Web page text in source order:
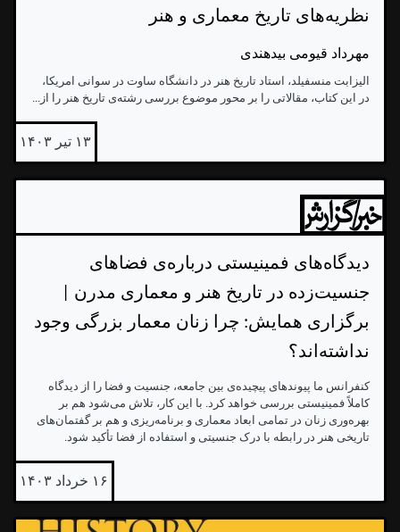
نظریه‌های تاریخ معماری و هنر
مهرداد قیومی بیدهندی
الیزابت منسفیلد، استاد تاریخ هنر در دانشگاه ساوت در سوانی امریکا،
در این کتاب، مقالاتی را بر محور موضوع بررسی رشته‌ی تاریخ هنر را از...
۱۳ تیر ۱۴۰۳
دیدگاه‌های فمینیستی درباره‌ی فضاهای
جنسیت‌زده در تاریخ هنر و معماری مدرن |
برگزاری همایش: چرا زنان معمار بزرگی وجود
نداشته‌اند؟
کنفرانس ما پیوندهای پیچیده‌ی بین جامعه، جنسیت و فضا را از دیدگاه
کاملاً فمینیستی بررسی خواهد کرد. با این کار، تلاش می‌شود هم بر
بهره‌وری زنان در تمامی ابعاد معماری و برنامه‌ریزی و هم بر گفتمان‌های
تاریخی هنر در رابطه با درک جنسیتی و استفاده از فضا تأکید شود.
۱۶ خرداد ۱۴۰۳